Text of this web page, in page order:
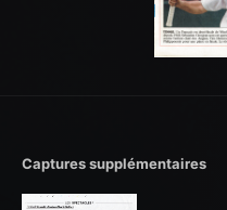
Captures supplémentaires